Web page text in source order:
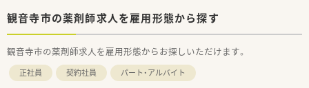
観音寺市の薬剤師求人を雇用形態から探す
観音寺市の薬剤師求人を雇用形態からお探しいただけます。
正社員 契約社員 パート・アルバイト